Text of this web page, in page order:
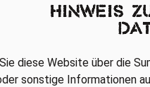
Hinweis
diese Website über die
sonstige Informationen